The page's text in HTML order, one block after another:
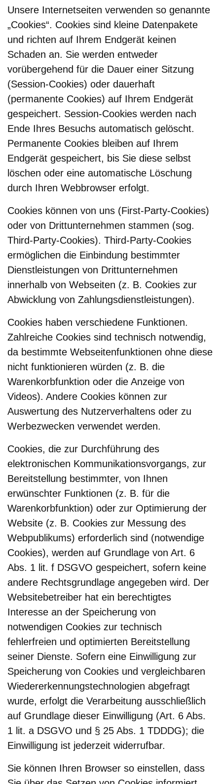
Unsere Internetseiten verwenden so genannte
„Cookies“. Cookies sind kleine Datenpakete
und richten auf Ihrem Endgerät keinen
Schaden an. Sie werden entweder
vorübergehend für die Dauer einer Sitzung
(Session-Cookies) oder dauerhaft
(permanente Cookies) auf Ihrem Endgerät
gespeichert. Session-Cookies werden nach
Ende Ihres Besuchs automatisch gelöscht.
Permanente Cookies bleiben auf Ihrem
Endgerät gespeichert, bis Sie diese selbst
löschen oder eine automatische Löschung
durch Ihren Webbrowser erfolgt.
Cookies können von uns (First-Party-Cookies)
oder von Drittunternehmen stammen (sog.
Third-Party-Cookies). Third-Party-Cookies
ermöglichen die Einbindung bestimmter
Dienstleistungen von Drittunternehmen
innerhalb von Webseiten (z. B. Cookies zur
Abwicklung von Zahlungsdienstleistungen).
Cookies haben verschiedene Funktionen.
Zahlreiche Cookies sind technisch notwendig,
da bestimmte Webseitenfunktionen ohne diese
nicht funktionieren würden (z. B. die
Warenkorbfunktion oder die Anzeige von
Videos). Andere Cookies können zur
Auswertung des Nutzerverhaltens oder zu
Werbezwecken verwendet werden.
Cookies, die zur Durchführung des
elektronischen Kommunikationsvorgangs, zur
Bereitstellung bestimmter, von Ihnen
erwünschter Funktionen (z. B. für die
Warenkorbfunktion) oder zur Optimierung der
Website (z. B. Cookies zur Messung des
Webpublikums) erforderlich sind (notwendige
Cookies), werden auf Grundlage von Art. 6
Abs. 1 lit. f DSGVO gespeichert, sofern keine
andere Rechtsgrundlage angegeben wird. Der
Websitebetreiber hat ein berechtigtes
Interesse an der Speicherung von
notwendigen Cookies zur technisch
fehlerfreien und optimierten Bereitstellung
seiner Dienste. Sofern eine Einwilligung zur
Speicherung von Cookies und vergleichbaren
Wiedererkennungstechnologien abgefragt
wurde, erfolgt die Verarbeitung ausschließlich
auf Grundlage dieser Einwilligung (Art. 6 Abs.
1 lit. a DSGVO und § 25 Abs. 1 TDDDG); die
Einwilligung ist jederzeit widerrufbar.
Sie können Ihren Browser so einstellen, dass